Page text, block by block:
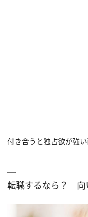
付き合うと独占欲が強い
転職するなら？ 向